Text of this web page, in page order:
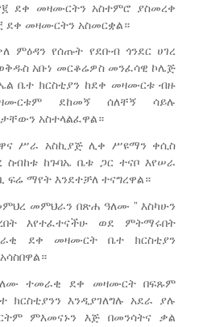
ደቀ መዛሙርትን አስተምሮ ያስመረቀ
ደቀ መዛሙርትን አስመርቋል።
ምዕዳን የሰጡት የደቡብ ጎንደር ሀገረ
አቡነ መርቆሬዎስ መንፈሳዊ ኮሌጅ
ቤተ ክርስቲያን ከደቀ መዛሙርቱ ብዙ
ደከመኝ ሰለቸኝ ሳይሉ
አስተላልፈዋል።
ዋና ሥራ አስኪያጅ ሊቀ ሥዩማን ቀሲስ
ከጉባኤ ቤቱ ጋር ተናቦ እየሠራ
ማየት እንደተቻለ ተናግረዋል።
መምህራን በጽሐ ዓለሙ ” እስካሁን
እየተፈተናችሁ ወደ ምትማሩበት
ደቀ መዛሙርት ቤተ ክርስቲያን
ተመራቂ ደቀ መዛሙርት በፍጹም
ክርስቲያንን እንዲያገለግሉ አደራ ያሉ
ምእመናኑን እጅ በመንሳትና ቃል